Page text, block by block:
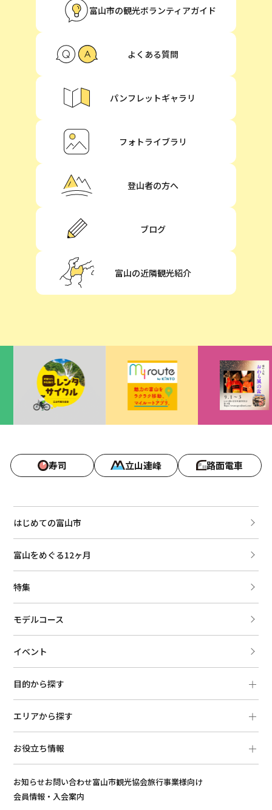
富山市の観光ボランティアガイド
よくある質問
パンフレットギャラリ
フォトライブラリ
登山者の方へ
ブログ
富山の近隣観光紹介
寿司 立山連峰 路面電車
はじめての富山市
富山をめぐる12ヶ月
特集
モデルコース
イベント
目的から探す
エリアから探す
お役立ち情報
お知らせお問い合わせ富山市観光協会旅行事業様向け
会員情報・入会案内